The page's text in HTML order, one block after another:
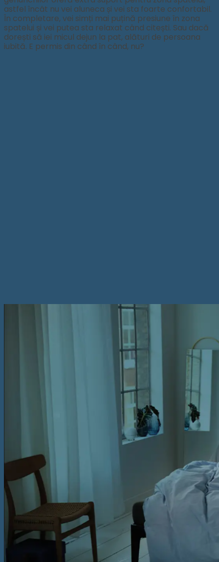
astfel încât nu vei aluneca și vei sta foarte confortabil.
În completare, vei simți mai puțină presiune în zona
spatelui și vei putea sta relaxat când citești. Sau dacă
dorești să iei micul dejun la pat, alături de persoana
iubită. E permis din când în când, nu?